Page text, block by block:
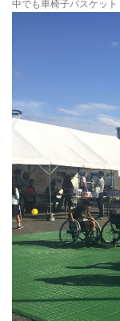
中でも車椅子バスケット